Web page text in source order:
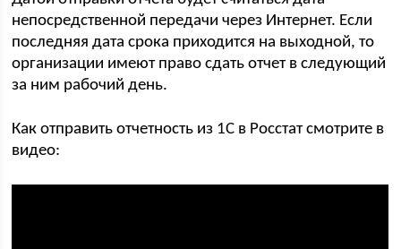
непосредственной передачи через Интернет. Если
последняя дата срока приходится на выходной, то
организации имеют право сдать отчет в следующий
за ним рабочий день.
Как отправить отчетность из 1С в Росстат смотрите в
видео: